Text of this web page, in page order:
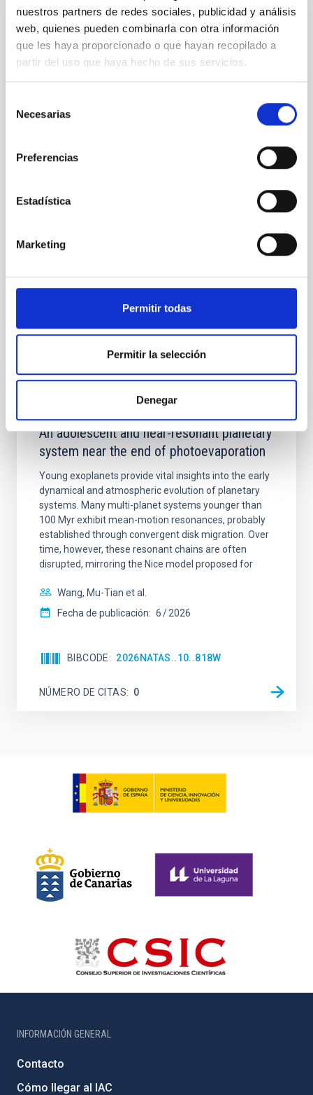
nuestros partners de redes sociales, publicidad y análisis
web, quienes pueden combinarla con otra información
que les haya proporcionado o que hayan recopilado a
partir del uso que haya hecho de sus servicios.
Necesarias
Preferencias
Estadística
Marketing
Permitir todas
Permitir la selección
Denegar
CON ÁRBITRO
Clues to inside-out quenching in quiescent
galaxies at 1.2 ≲ z ≲ 2.2: Age, Fe-, and
SUSPENSE
quiescent galaxies at cosmic noon provide powerful
insights into star-formation quenching and stellar
galaxies are redder than their outskirts. However,
Cheng, Chloe M. et al.
2026A&A...710A.158C
NÚMERO DE CITAS 7
An adolescent and near-resonant planetary
system near the end of photoevaporation
Young exoplanets provide vital insights into the early
dynamical and atmospheric evolution of planetary
systems. Many multi-planet systems younger than
100 Myr exhibit mean-motion resonances, probably
established through convergent disk migration. Over
time, however, these resonant chains are often
disrupted, mirroring the Nice model proposed for
Wang, Mu-Tian et al.
Fecha de publicación: 6 2026
BIBCODE 2026NATAS..10..818W
NÚMERO DE CITAS 0
INFORMACIÓN GENERAL
Contacto
Cómo llegar al IAC